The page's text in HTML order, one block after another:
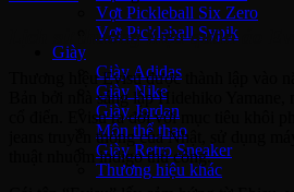
Vợt Pickleball Six Zero
Vợt Pickleball Sypik
Giày
Giày Adidas
Giày Nike
Giày Jordan
Môn thể thao
Giày Retro Sneaker
Thương hiệu khác
Lịch sử thương hiệu quần áo
Thương hiệu Evisu được thành lập vào
Bản bởi nhà sáng lập Hidehiko Yamane,
cổ điển. Evisu ra đời với mục tiêu khôi
jeans truyền thống của Nhật, sử dụng
thuật nhuộm indigo thủ công.